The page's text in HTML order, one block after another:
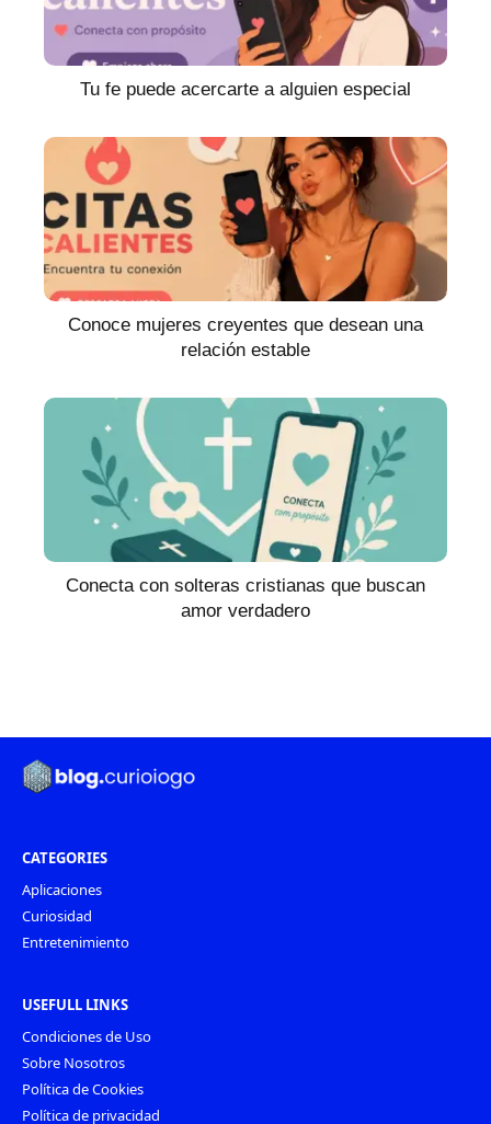
Tu fe puede acercarte a alguien especial
Conoce mujeres creyentes que desean una
relación estable
Conecta con solteras cristianas que buscan
amor verdadero
CATEGORIES
Aplicaciones
Curiosidad
Entretenimiento
USEFULL LINKS
Condiciones de Uso
Sobre Nosotros
Política de Cookies
Política de privacidad